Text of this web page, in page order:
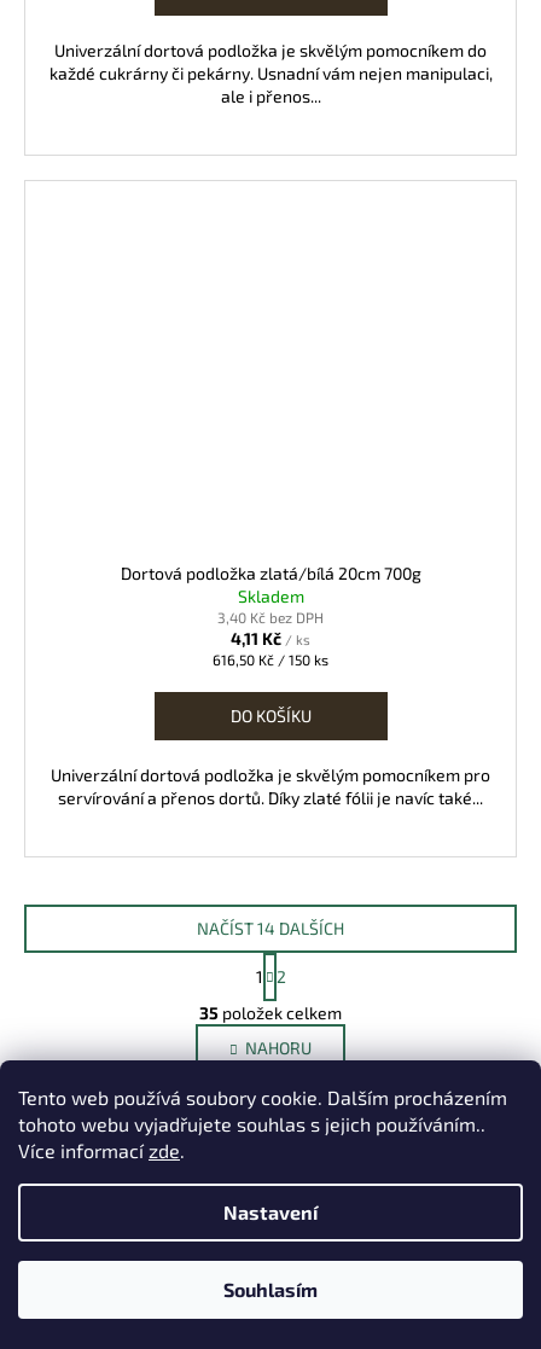
Tento web používá soubory cookie. Dalším procházením
tohoto webu vyjadřujete souhlas s jejich používáním..
Více informacízde.
Nastavení
Souhlasím
Univerzální dortová podložka je skvělým pomocníkem do
každé cukrárny či pekárny. Usnadní vám nejen manipulaci,
ale i přenos...
Dortová podložka zlatá/bílá 20cm 700g
Skladem
3,40 Kč bez DPH
4,11 Kč / ks
Měrná
616,50 Kč / 150 ks
DO KOŠÍKU
Univerzální dortová podložka je skvělým pomocníkem pro
servírování a přenos dortů. Díky zlaté fólii je navíc také...
O
v
l
d
a
í
p
r
v
k
y
NAČÍST 14 DALŠÍCH
S
t
r
á
n
o
v
í
1
2
35 položek celkem
NAHORU